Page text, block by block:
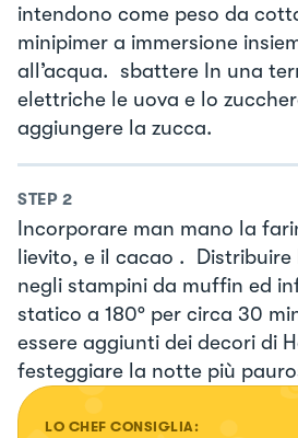
intendono come peso da
minipimer a immersione
all’acqua. sbattere In una
elettriche le uova e lo
aggiungere la zucca.
STEP 2
Incorporare man mano la
lievito, e il cacao .
negli stampini da muffin ed
statico a 180° per circa 30
essere aggiunti dei decori di
festeggiare la notte più
LO CHEF CONSIGLIA: